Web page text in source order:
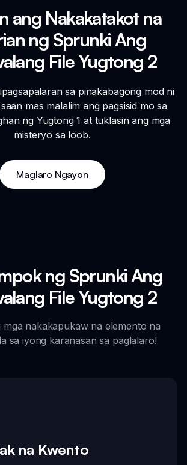
ang Nakakatakot na
ng Sprunki Ang
File Yugtong 2
sa pinakabagong mod ni
mas malalim ang pagsisid mo sa
ng Yugtong 1 at tuklasin ang mga
misteryo sa loob.
Maglaro Ngayon
ng Sprunki Ang
File Yugtong 2
mga nakakapukaw na elemento na
sa iyong karanasan sa paglalaro!
na Kwento